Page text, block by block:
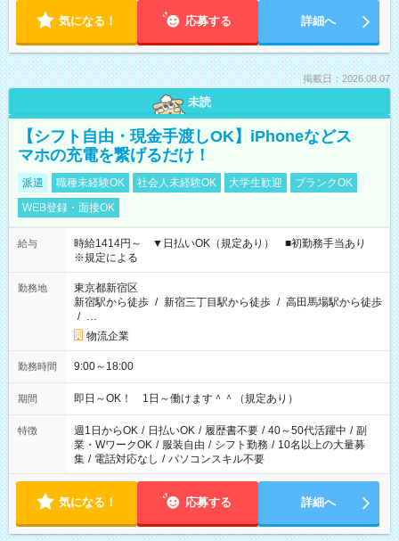
気になる！ 応募する 詳細へ
掲載日：2026.08.07
未読
【シフト自由・現金手渡しOK】iPhoneなどス
マホの充電を繋げるだけ！
派遣 職種未経験OK 社会人未経験OK 大学生歓迎
ブランクOK
WEB登録・面接OK
給与
時給1414円～ ▼日払いOK（規定あり） ■初勤務手当あり
※規定による
勤務地
東京都新宿区
新宿駅から徒歩 / 新宿三丁目駅から徒歩 / 高田馬場駅から徒歩
/ …
物流企業
勤務時間 9:00～18:00
期間 即日～OK！ 1日～働けます＾＾（規定あり）
特徴 週1日からOK / 日払いOK / 履歴書不要 / 40～50代活躍中 / 副
業・WワークOK / 服装自由 / シフト勤務 / 10名以上の大量募
集 / 電話対応なし / パソコンスキル不要
気になる！ 応募する 詳細へ